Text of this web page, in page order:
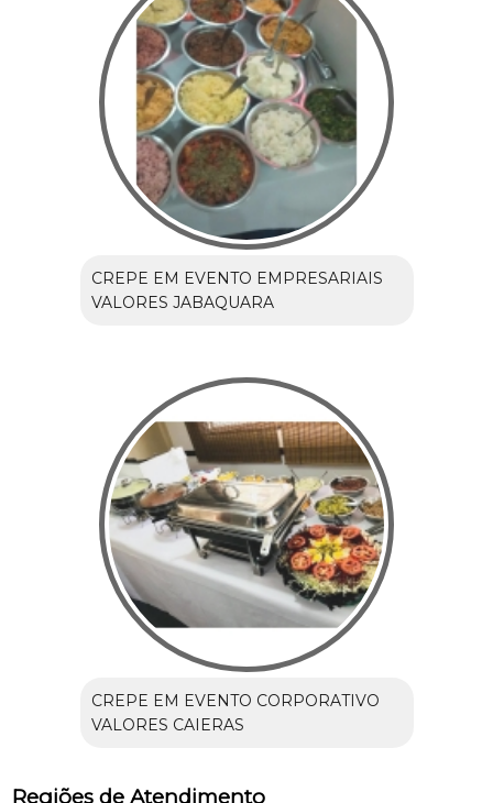
CREPE EM EVENTO EMPRESARIAIS
VALORES JABAQUARA
CREPE EM EVENTO CORPORATIVO
VALORES CAIERAS
Regiões de Atendimento